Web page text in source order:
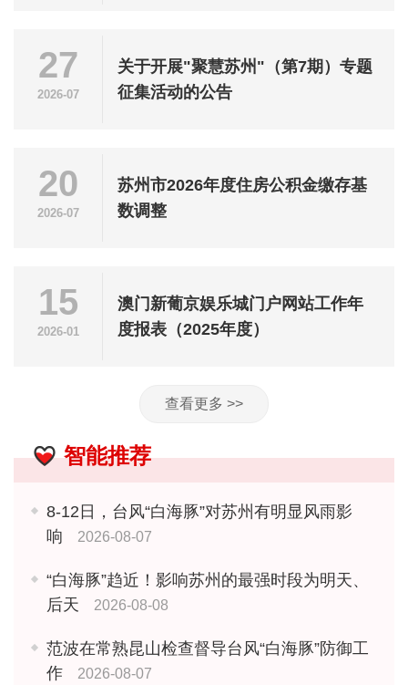
27
2026-07
关于开展"聚慧苏州"（第7期）专题
征集活动的公告
20
2026-07
苏州市2026年度住房公积金缴存基
数调整
15
2026-01
澳门新葡京娱乐城门户网站工作年
度报表（2025年度）
查看更多 >>
智能推荐
8-12日，台风“白海豚”对苏州有明显风雨影
响
2026-08-07
“白海豚”趋近！影响苏州的最强时段为明天、
后天
2026-08-08
范波在常熟昆山检查督导台风“白海豚”防御工
作
2026-08-07